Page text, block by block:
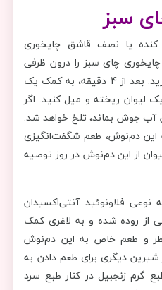
سبز
کنده یا نصف قاشق چایخوری
چای سبز را درون ظرفی
ریخته و روی آن آب جوش بریزید. بعد از 4 دقیقه، به کمک یک
لیوان ریخته و میل کنید. اگر
دقیقه درون آب جوش بماند، تلخ خواهد شد.
دم‌نوش، طعم شگفت‌انگیزی
از این دم‌نوش در روز توصیه
فلاونوئید آنتی‌اکسیدان
روده شده و به لاغری کمک
و طعم خاص به این دم‌نوش
دیگری برای طعم دادن به
گرم زنجبیل در کنار طبع سرد